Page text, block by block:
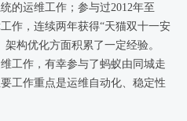
的运维工作；参与过2012年至
作，连续两年获得“天猫双十一安
构优化方面积累了一定经验。
工作，有幸参与了蚂蚁由同城走
工作重点是运维自动化、稳定性